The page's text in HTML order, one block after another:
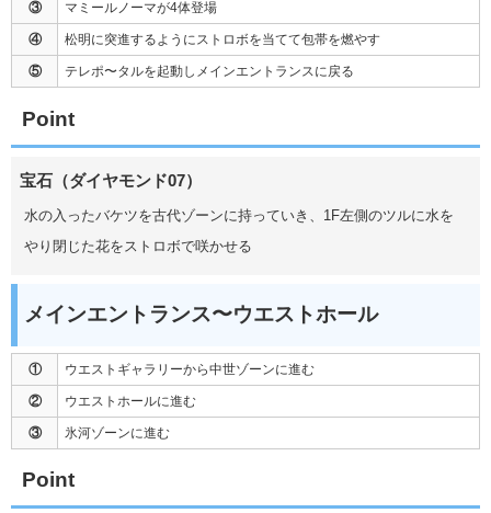
③ マミールノーマが4体登場
④ 松明に突進するようにストロボを当てて包帯を燃やす
⑤ テレポ〜タルを起動しメインエントランスに戻る
Point
宝石（ダイヤモンド07）
水の入ったバケツを古代ゾーンに持っていき、1F左側のツルに水を
やり閉じた花をストロボで咲かせる
メインエントランス〜ウエストホール
① ウエストギャラリーから中世ゾーンに進む
② ウエストホールに進む
③ 氷河ゾーンに進む
Point